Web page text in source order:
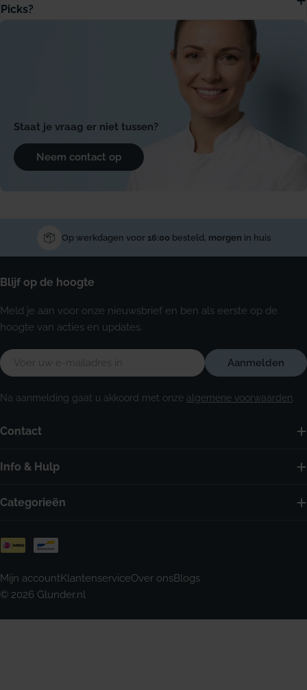
Staat je vraag er niet tussen?
Neem contact op
Picks?
Op werkdagen voor 16:00 besteld, morgen in huis
Contact
Info & Hulp
Categorieën
Blijf op de hoogte
Meld je aan voor onze nieuwsbrief en ben als eerste op de
hoogte van acties en updates.
E-
mail
Aanmelden
Na aanmelding gaat u akkoord met onze algemene voorwaarden.
Betaalmethoden
© 2026 Glunder.nl
Mijn accountKlantenserviceOver onsBlogs